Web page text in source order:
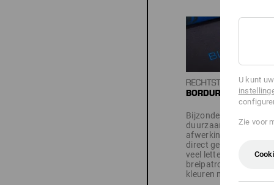
Bijzonder edel en
duurzaam: uw
afwerking wordt
direct geborduurd -
veel lettertypes,
breipatronen en
kleuren mogelijk.
U kunt
Zie voor